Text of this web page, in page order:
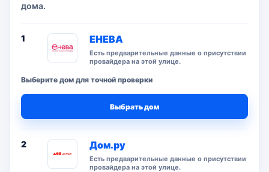
дома.
1 ЕНЕВА
Есть предварительные данные о присутствии
провайдера на этой улице.
Выберите дом для точной проверки
Выбрать дом
2 Дом.ру
Есть предварительные данные о присутствии
провайдера на этой улице.